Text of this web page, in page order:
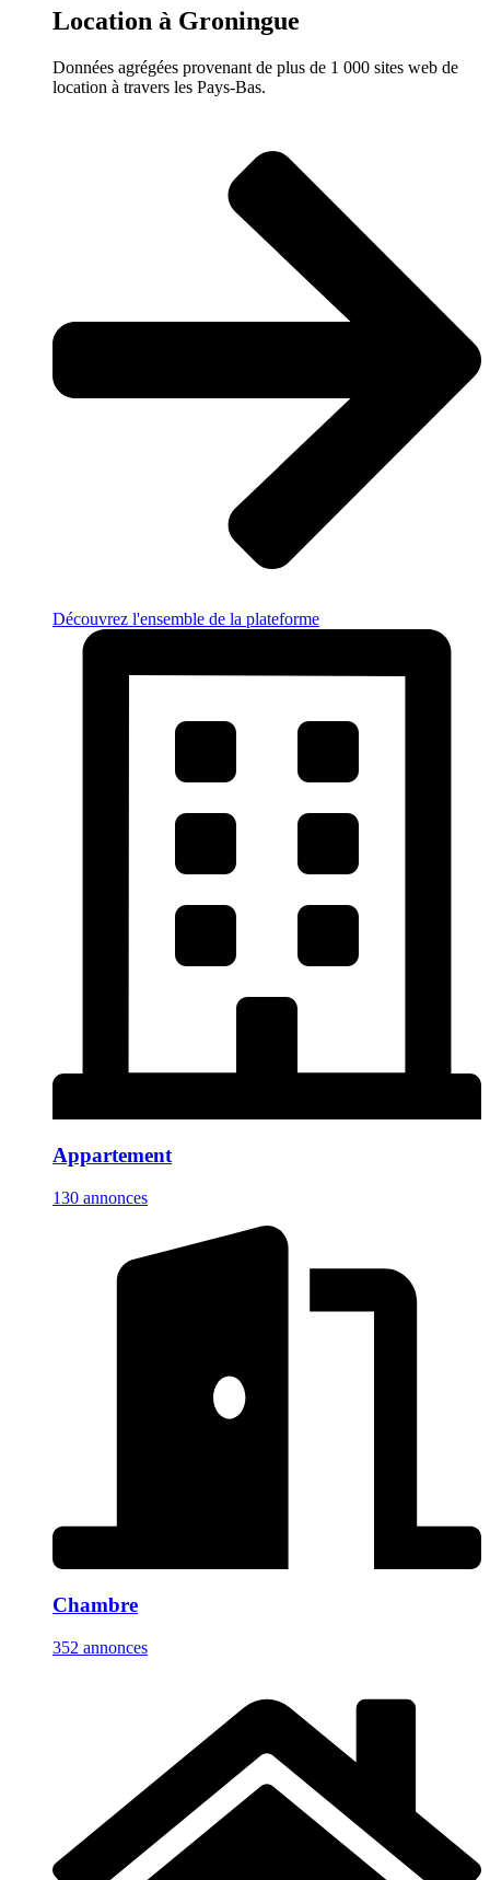
Location à Groningue
Données agrégées provenant de plus de 1 000 sites web de
location à travers les Pays-Bas.
Découvrez l'ensemble de la plateforme
Appartement
130 annonces
Chambre
352 annonces